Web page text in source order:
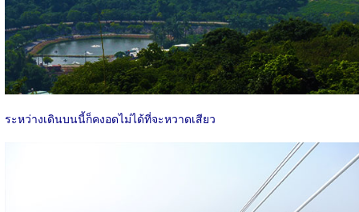
ระหว่างเดินบนนี้ก็คงอดไม่ได้ที่จะหวาดเสียว